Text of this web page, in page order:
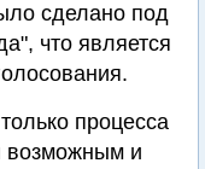
сделано под
что является
процесса
возможным и